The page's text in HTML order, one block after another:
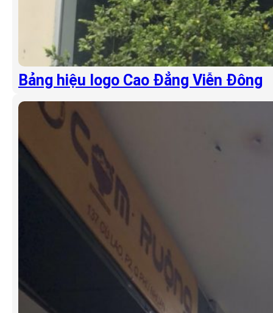
Bảng hiệu logo Cao Đẳng Viễn Đông